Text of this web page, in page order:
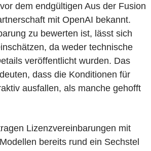
dem endgültigen Aus der Fusion
mit OpenAI bekannt.
zu bewerten ist, lässt sich
da weder technische
veröffentlicht wurden. Das
dass die Konditionen für
ausfallen, als manche gehofft
Lizenzvereinbarungen mit
bereits rund ein Sechstel